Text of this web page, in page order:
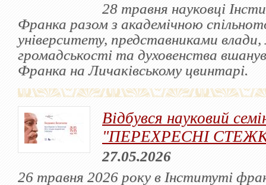
28 травня науковці
Франка разом з академічною
університету, представниками влади,
громадськості та духовенства
Франка на Личаківському цвинтарі.
Відбувся науковий
"ПЕРЕХРЕСНІ
27.05.2026
26 травня 2026 року в Інституті